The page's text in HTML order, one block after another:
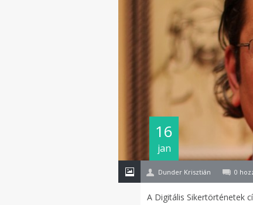
16
jan
Dunder Krisztián 0
A Digitális Sikertörténetek